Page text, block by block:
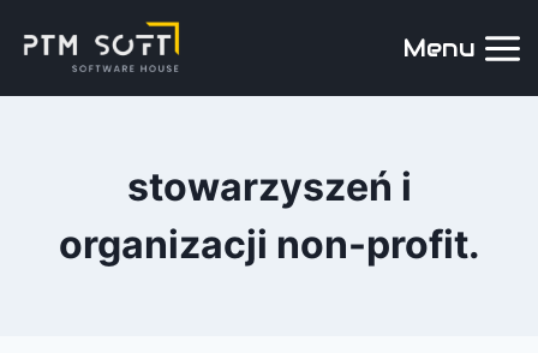
Menu
stowarzyszeń i
organizacji non-profit.